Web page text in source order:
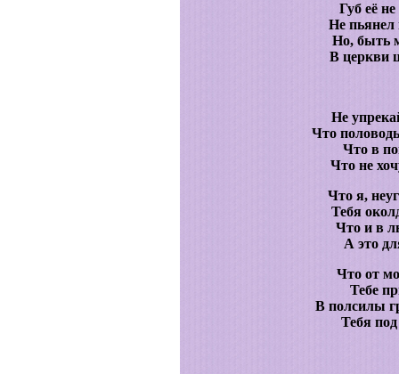
Губ её
Не пьянел
Но, быть
В церкви
Не
Что
Что в
Что не
Что я,
Тебя
Что и в
А это
Что от
Тебе
В полсилы
Тебя